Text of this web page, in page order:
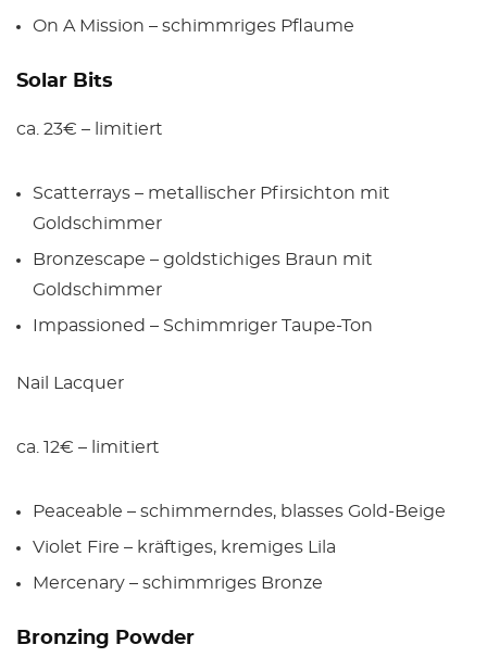
On A Mission – schimmriges Pflaume
Solar Bits
ca. 23€ – limitiert
Scatterrays – metallischer Pfirsichton mit
Goldschimmer
Bronzescape – goldstichiges Braun mit
Goldschimmer
Impassioned – Schimmriger Taupe-Ton
Nail Lacquer
ca. 12€ – limitiert
Peaceable – schimmerndes, blasses Gold-Beige
Violet Fire – kräftiges, kremiges Lila
Mercenary – schimmriges Bronze
Bronzing Powder